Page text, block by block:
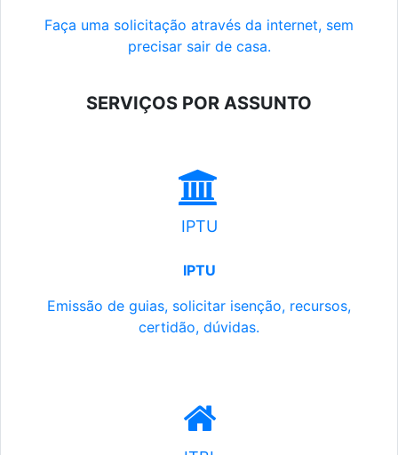
Faça uma solicitação através da internet, sem
precisar sair de casa.
SERVIÇOS POR ASSUNTO
IPTU
IPTU
Emissão de guias, solicitar isenção, recursos,
certidão, dúvidas.